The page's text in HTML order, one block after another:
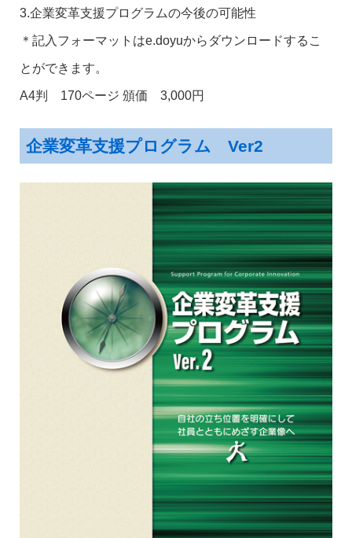
3.企業変革支援プログラムの今後の可能性
＊記入フォーマットはe.doyuからダウンロードするこ
とができます。
A4判 170ページ 頒価 3,000円
企業変革支援プログラム Ver2